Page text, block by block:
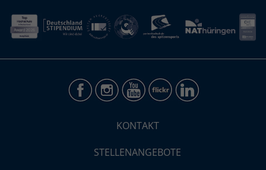
KONTAKT
STELLENANGEBOTE